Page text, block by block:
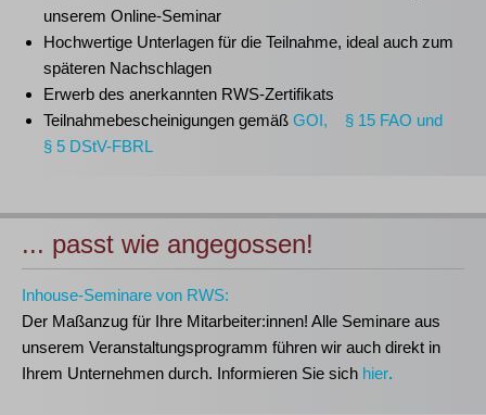
unserem Online-Seminar
Hochwertige Unterlagen für die Teilnahme, ideal auch zum
späteren Nachschlagen
Erwerb des anerkannten RWS-Zertifikats
Teilnahmebescheinigungen gemäß GOI, § 15 FAO und
§ 5 DStV-FBRL
... passt wie angegossen!
Inhouse-Seminare von RWS:
Der Maßanzug für Ihre Mitarbeiter:innen! Alle Seminare aus
unserem Veranstaltungsprogramm führen wir auch direkt in
Ihrem Unternehmen durch. Informieren Sie sich hier.